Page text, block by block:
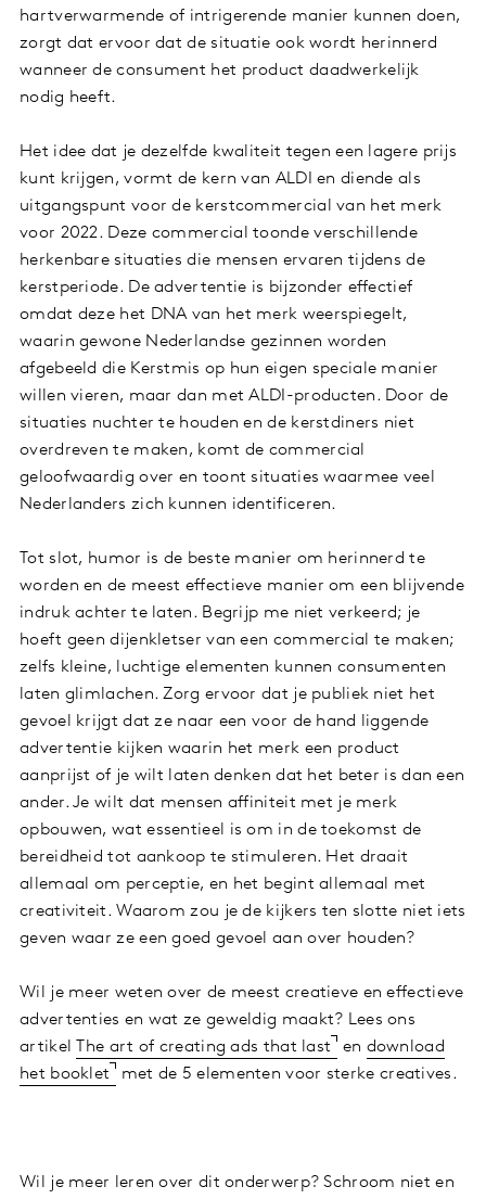
hartverwarmende of intrigerende manier kunnen doen,
zorgt dat ervoor dat de situatie ook wordt herinnerd
wanneer de consument het product daadwerkelijk
nodig heeft.
Het idee dat je dezelfde kwaliteit tegen een lagere prijs
kunt krijgen, vormt de kern van ALDI en diende als
uitgangspunt voor de kerstcommercial van het merk
voor 2022. Deze commercial toonde verschillende
herkenbare situaties die mensen ervaren tijdens de
kerstperiode. De advertentie is bijzonder effectief
omdat deze het DNA van het merk weerspiegelt,
waarin gewone Nederlandse gezinnen worden
afgebeeld die Kerstmis op hun eigen speciale manier
willen vieren, maar dan met ALDI-producten. Door de
situaties nuchter te houden en de kerstdiners niet
overdreven te maken, komt de commercial
geloofwaardig over en toont situaties waarmee veel
Nederlanders zich kunnen identificeren.
Tot slot, humor is de beste manier om herinnerd te
worden en de meest effectieve manier om een blijvende
indruk achter te laten. Begrijp me niet verkeerd; je
hoeft geen dijenkletser van een commercial te maken;
zelfs kleine, luchtige elementen kunnen consumenten
laten glimlachen. Zorg ervoor dat je publiek niet het
gevoel krijgt dat ze naar een voor de hand liggende
advertentie kijken waarin het merk een product
aanprijst of je wilt laten denken dat het beter is dan een
ander. Je wilt dat mensen affiniteit met je merk
opbouwen, wat essentieel is om in de toekomst de
bereidheid tot aankoop te stimuleren. Het draait
allemaal om perceptie, en het begint allemaal met
creativiteit. Waarom zou je de kijkers ten slotte niet iets
geven waar ze een goed gevoel aan over houden?
Wil je meer weten over de meest creatieve en effectieve
advertenties en wat ze geweldig maakt? Lees ons
artikel
The art of creating ads that last en download
het booklet
met de 5 elementen voor sterke creatives.
Wil je meer leren over dit onderwerp? Schroom niet en